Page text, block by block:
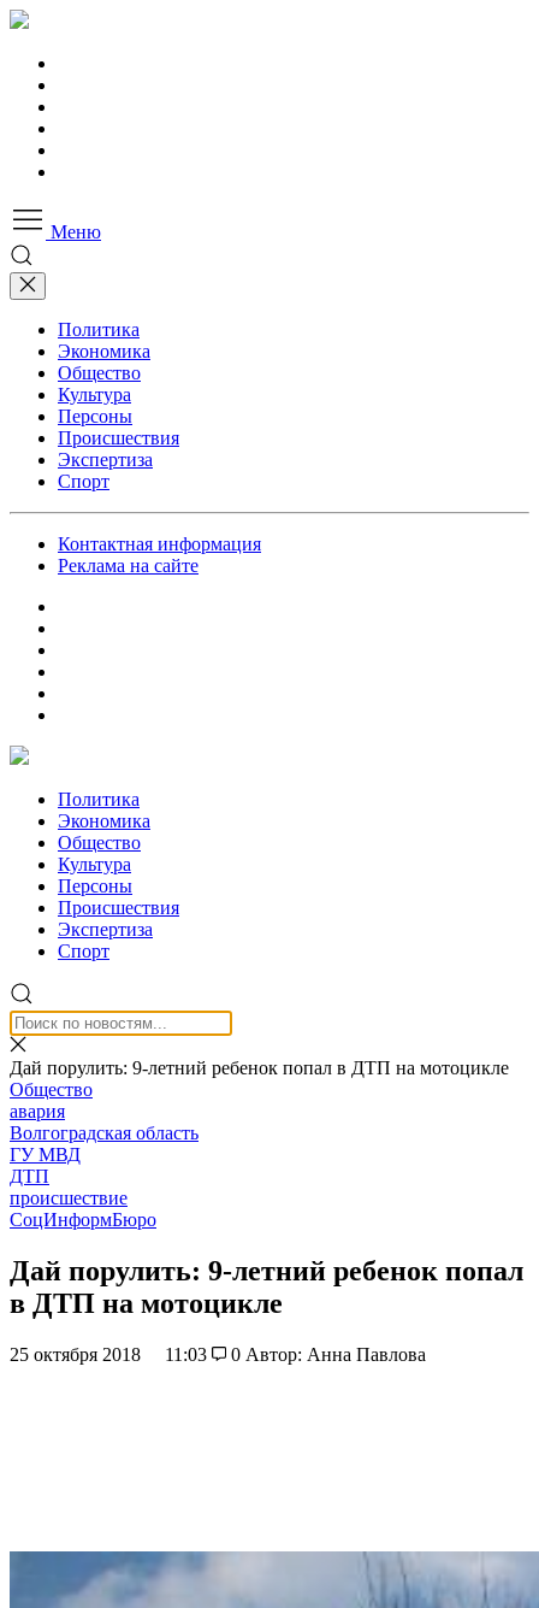
Меню
Политика
Экономика
Общество
Культура
Персоны
Происшествия
Экспертиза
Спорт
Контактная информация
Реклама на сайте
Политика
Экономика
Общество
Культура
Персоны
Происшествия
Экспертиза
Спорт
Дай порулить: 9-летний ребенок попал в ДТП на мотоцикле
Общество
авария
Волгоградская область
ГУ МВД
ДТП
происшествие
СоцИнформБюро
Дай порулить: 9-летний ребенок попал
в ДТП на мотоцикле
25 октября 2018 11:03 0 Автор: Анна Павлова